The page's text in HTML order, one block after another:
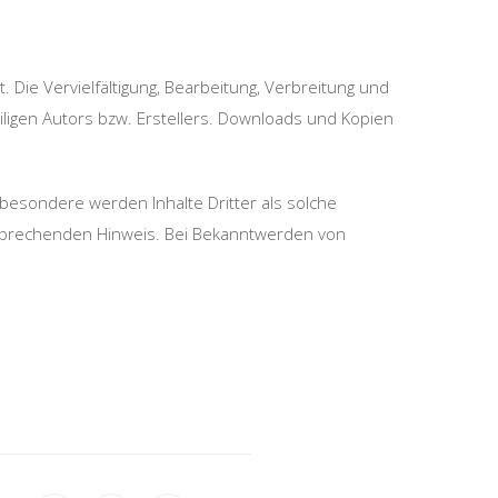
Vervielfältigung, Bearbeitung, Verbreitung und
Autors bzw. Erstellers. Downloads und Kopien
werden Inhalte Dritter als solche
Hinweis. Bei Bekanntwerden von